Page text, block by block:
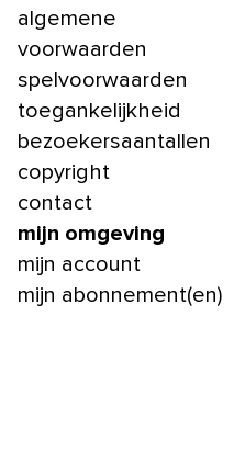
algemene
voorwaarden
spelvoorwaarden
toegankelijkheid
bezoekersaantallen
copyright
contact
mijn omgeving
mijn account
mijn abonnement(en)